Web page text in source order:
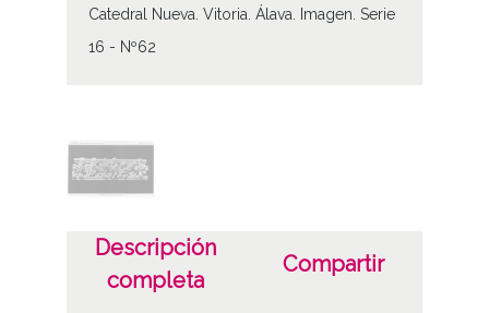
Catedral Nueva. Vitoria. Álava. Imagen. Serie
16 - Nº62
Fecha
Lugar
Descripción
completa
Compartir